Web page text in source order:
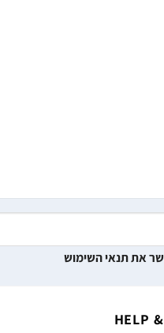
את תנאי השימוש
HELP